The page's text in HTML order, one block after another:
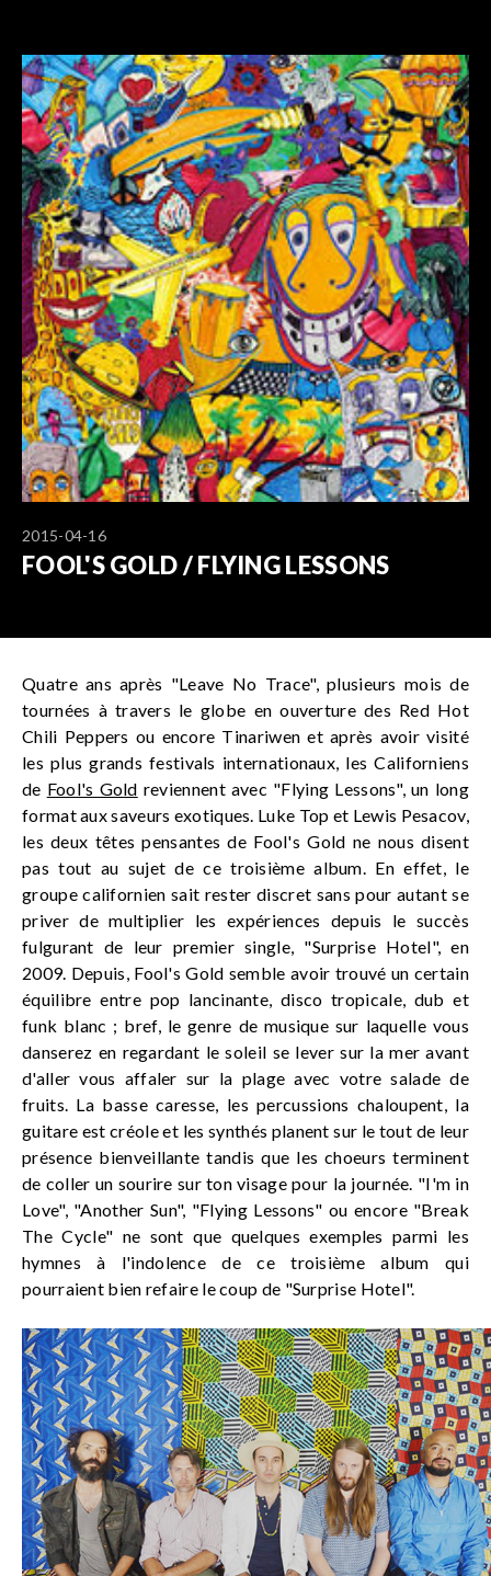
2015-04-16
FOOL'S GOLD / FLYING LESSONS
Quatre ans après "Leave No Trace", plusieurs mois de
tournées à travers le globe en ouverture des Red Hot
Chili Peppers ou encore Tinariwen et après avoir visité
les plus grands festivals internationaux, les Californiens
de Fool's Gold reviennent avec "Flying Lessons", un long
format aux saveurs exotiques. Luke Top et Lewis Pesacov,
les deux têtes pensantes de Fool's Gold ne nous disent
pas tout au sujet de ce troisième album. En effet, le
groupe californien sait rester discret sans pour autant se
priver de multiplier les expériences depuis le succès
fulgurant de leur premier single, "Surprise Hotel", en
2009. Depuis, Fool's Gold semble avoir trouvé un certain
équilibre entre pop lancinante, disco tropicale, dub et
funk blanc ; bref, le genre de musique sur laquelle vous
danserez en regardant le soleil se lever sur la mer avant
d'aller vous affaler sur la plage avec votre salade de
fruits. La basse caresse, les percussions chaloupent, la
guitare est créole et les synthés planent sur le tout de leur
présence bienveillante tandis que les choeurs terminent
de coller un sourire sur ton visage pour la journée. "I'm in
Love", "Another Sun", "Flying Lessons" ou encore "Break
The Cycle" ne sont que quelques exemples parmi les
hymnes à l'indolence de ce troisième album qui
pourraient bien refaire le coup de "Surprise Hotel".